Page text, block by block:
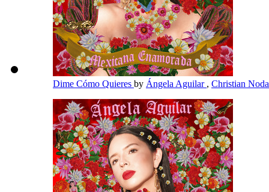
Dime Cómo Quieres by Ángela Aguilar , Christian